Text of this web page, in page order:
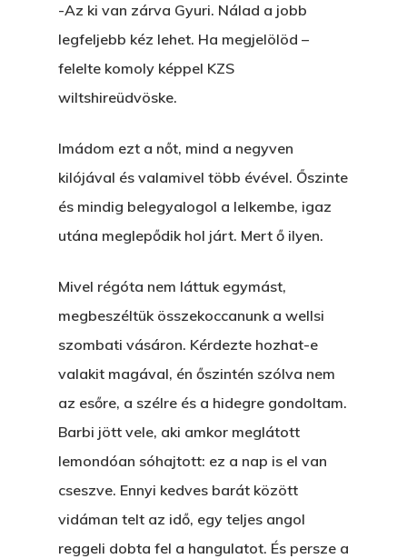
-Az ki van zárva Gyuri. Nálad a jobb
legfeljebb kéz lehet. Ha megjelölöd –
felelte komoly képpel KZS
wiltshireüdvöske.
Imádom ezt a nőt, mind a negyven
kilójával és valamivel több évével. Őszinte
és mindig belegyalogol a lelkembe, igaz
utána meglepődik hol járt. Mert ő ilyen.
Mivel régóta nem láttuk egymást,
megbeszéltük összekoccanunk a wellsi
szombati vásáron. Kérdezte hozhat-e
valakit magával, én őszintén szólva nem
az esőre, a szélre és a hidegre gondoltam.
Barbi jött vele, aki amkor meglátott
lemondóan sóhajtott: ez a nap is el van
cseszve. Ennyi kedves barát között
vidáman telt az idő, egy teljes angol
reggeli dobta fel a hangulatot. És persze a